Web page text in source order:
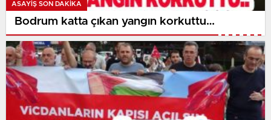
ASAYİŞ SON DAKİKA
Bodrum katta çıkan yangın korkuttu…